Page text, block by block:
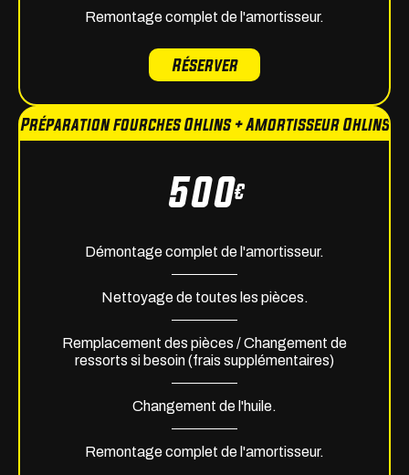
Remontage complet de l'amortisseur.
Réserver
Préparation fourches Ohlins + Amortisseur Ohlins
500€
Démontage complet de l'amortisseur.
Nettoyage de toutes les pièces.
Remplacement des pièces / Changement de
ressorts si besoin (frais supplémentaires)
Changement de l'huile.
Remontage complet de l'amortisseur.